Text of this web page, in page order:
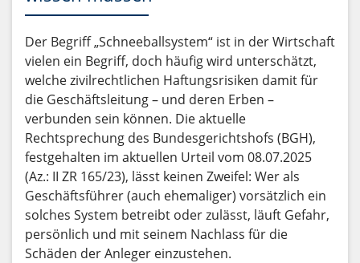
Der Begriff „Schneeballsystem“ ist in der Wirtschaft
vielen ein Begriff, doch häufig wird unterschätzt,
welche zivilrechtlichen Haftungsrisiken damit für
die Geschäftsleitung – und deren Erben –
verbunden sein können. Die aktuelle
Rechtsprechung des Bundesgerichtshofs (BGH),
festgehalten im aktuellen Urteil vom 08.07.2025
(Az.: II ZR 165/23), lässt keinen Zweifel: Wer als
Geschäftsführer (auch ehemaliger) vorsätzlich ein
solches System betreibt oder zulässt, läuft Gefahr,
persönlich und mit seinem Nachlass für die
Schäden der Anleger einzustehen.